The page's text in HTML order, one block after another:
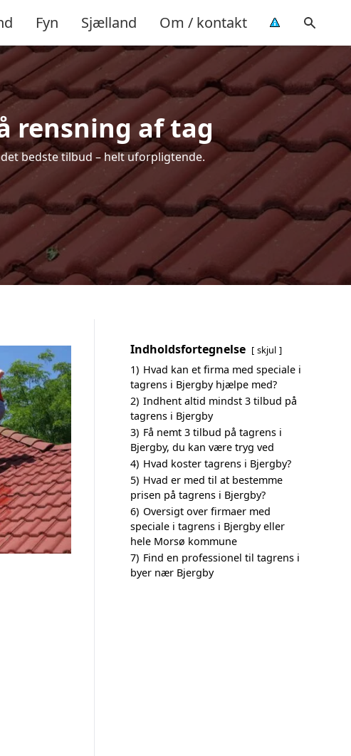
Fyn Sjælland Om / kontakt
rensning af tag
bedste tilbud – helt uforpligtende.
Indholdsfortegnelse skjul
1) Hvad kan et firma med speciale i
tagrens i Bjergby hjælpe med?
2) Indhent altid mindst 3 tilbud på
tagrens i Bjergby
3) Få nemt 3 tilbud på tagrens i
Bjergby, du kan være tryg ved
4) Hvad koster tagrens i Bjergby?
5) Hvad er med til at bestemme
prisen på tagrens i Bjergby?
6) Oversigt over firmaer med
speciale i tagrens i Bjergby eller
hele Morsø kommune
7) Find en professionel til tagrens i
byer nær Bjergby